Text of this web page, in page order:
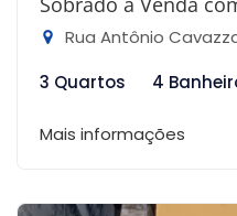
Rua Antônio Cavazzam.
3 Quartos
4
Mais informações